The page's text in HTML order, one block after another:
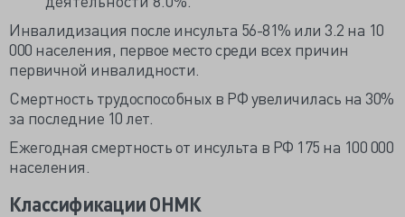
Инвалидизация после инсульта 56-81% или 3.2 на 10
000 населения, первое место среди всех причин
первичной инвалидности.
Смертность трудоспособных в РФ увеличилась на 30%
за последние 10 лет.
Ежегодная смертность от инсульта в РФ 175 на 100 000
населения.
Классификации ОНМК